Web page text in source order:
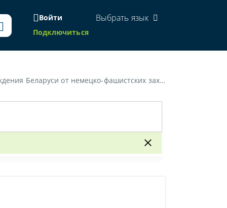
Войти
Подключиться
Выбрать язык
от немецко-фашистских захватчиков»